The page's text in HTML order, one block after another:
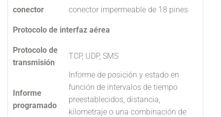
conector
conector impermeable de 18 pines
Protocolo de interfaz aérea
Protocolo de
transmisión
TCP, UDP, SMS
Informe
programado
Informe de posición y estado en
función de intervalos de tiempo
preestablecidos, distancia,
kilometraje o una combinación de